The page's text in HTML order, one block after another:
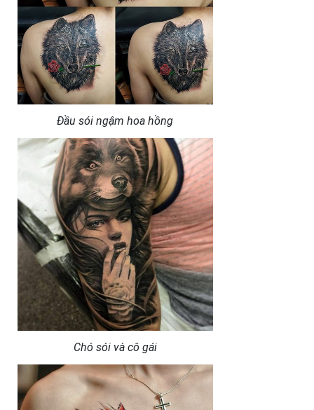
Đầu sói ngậm hoa hồng
Chó sói và cô gái